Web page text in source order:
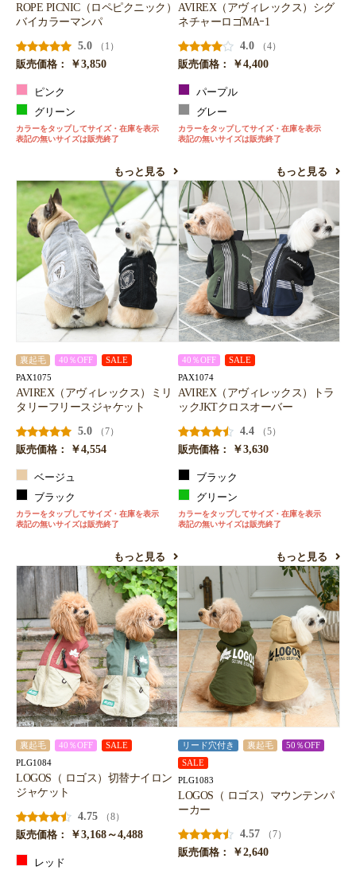
ROPE PICNIC（ロペピクニック）
バイカラーマンパ
5.0
（1）
販売価格：
￥3,850
ピンク
グリーン
カラーをタップしてサイズ・在庫を表示
表記の無いサイズは販売終了
もっと見る
AVIREX（アヴィレックス）シグ
ネチャーロゴMAｰ1
4.0
（4）
販売価格：
￥4,400
パープル
グレー
カラーをタップしてサイズ・在庫を表示
表記の無いサイズは販売終了
もっと見る
裏起毛 40％OFF SALE
PAX1075
AVIREX（アヴィレックス）ミリ
タリーフリースジャケット
5.0
（7）
販売価格：
￥4,554
ベージュ
ブラック
カラーをタップしてサイズ・在庫を表示
表記の無いサイズは販売終了
もっと見る
40％OFF SALE
PAX1074
AVIREX（アヴィレックス）トラ
ックJKTクロスオーバー
4.4
（5）
販売価格：
￥3,630
ブラック
グリーン
カラーをタップしてサイズ・在庫を表示
表記の無いサイズは販売終了
もっと見る
裏起毛 40％OFF SALE
PLG1084
LOGOS（ ロゴス）切替ナイロン
ジャケット
4.75
（8）
販売価格：
￥3,168～4,488
レッド
リード穴付き 裏起毛
50％OFF
SALE
PLG1083
LOGOS（ ロゴス）マウンテンパ
ーカー
4.57
（7）
販売価格：
￥2,640
お買い物を続ける カートへ進む